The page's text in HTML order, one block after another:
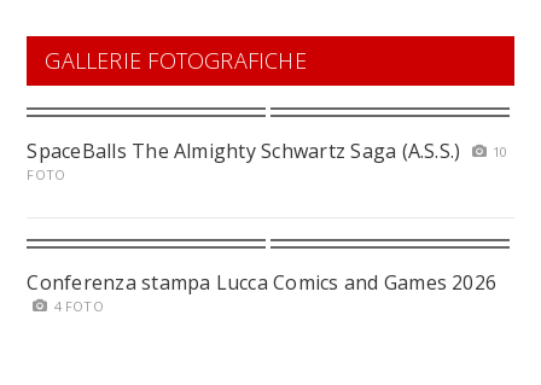
GALLERIE FOTOGRAFICHE
SpaceBalls The Almighty Schwartz Saga (A.S.S.)
10
FOTO
Conferenza stampa Lucca Comics and Games 2026
4 FOTO